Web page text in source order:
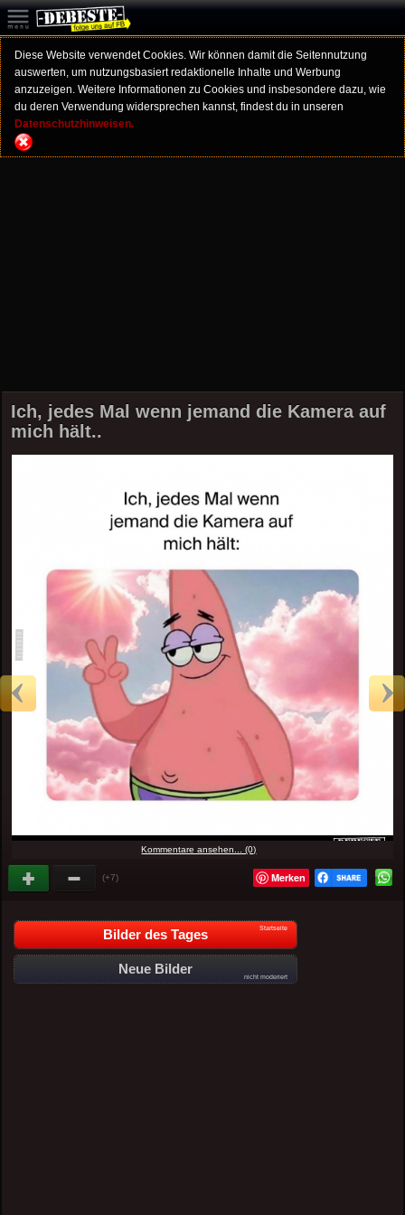
Diese Website verwendet Cookies. Wir können damit die Seitennutzung
auswerten, um nutzungsbasiert redaktionelle Inhalte und Werbung
anzuzeigen. Weitere Informationen zu Cookies und insbesondere dazu, wie
du deren Verwendung widersprechen kannst, findest du in unseren
Datenschutzhinweisen.
Ich, jedes Mal wenn jemand die Kamera auf
mich hält..
Kommentare ansehen... (0)
(+7) Merken
Bilder des Tages Startseite
Neue Bilder
nicht moderiert